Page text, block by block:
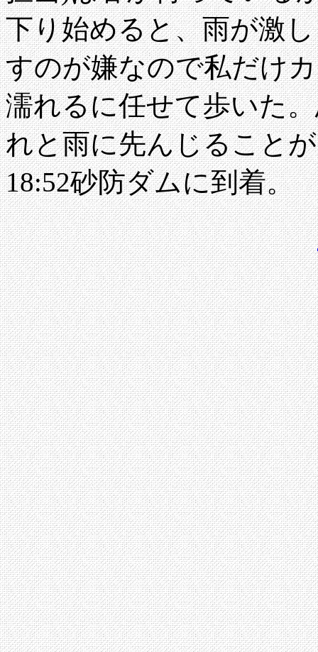
下り始めると、雨が激
すのが嫌なので私だけ
濡れるに任せて歩いた
れと雨に先んじること
18:52砂防ダムに到着。